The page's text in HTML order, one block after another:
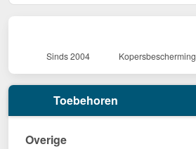
Sinds 2004 Kopersbescherming
Toebehoren
Overige